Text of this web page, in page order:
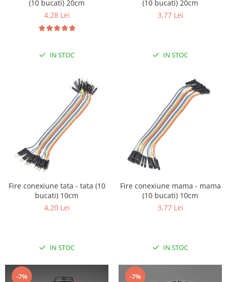
(10 bucati) 20cm
4,28 Lei
IN STOC
(10 bucati) 20cm
3,77 Lei
IN STOC
Fire conexiune tata - tata (10
bucati) 10cm
4,20 Lei
IN STOC
Fire conexiune mama - mama
(10 bucati) 10cm
3,77 Lei
IN STOC
-7% -7%